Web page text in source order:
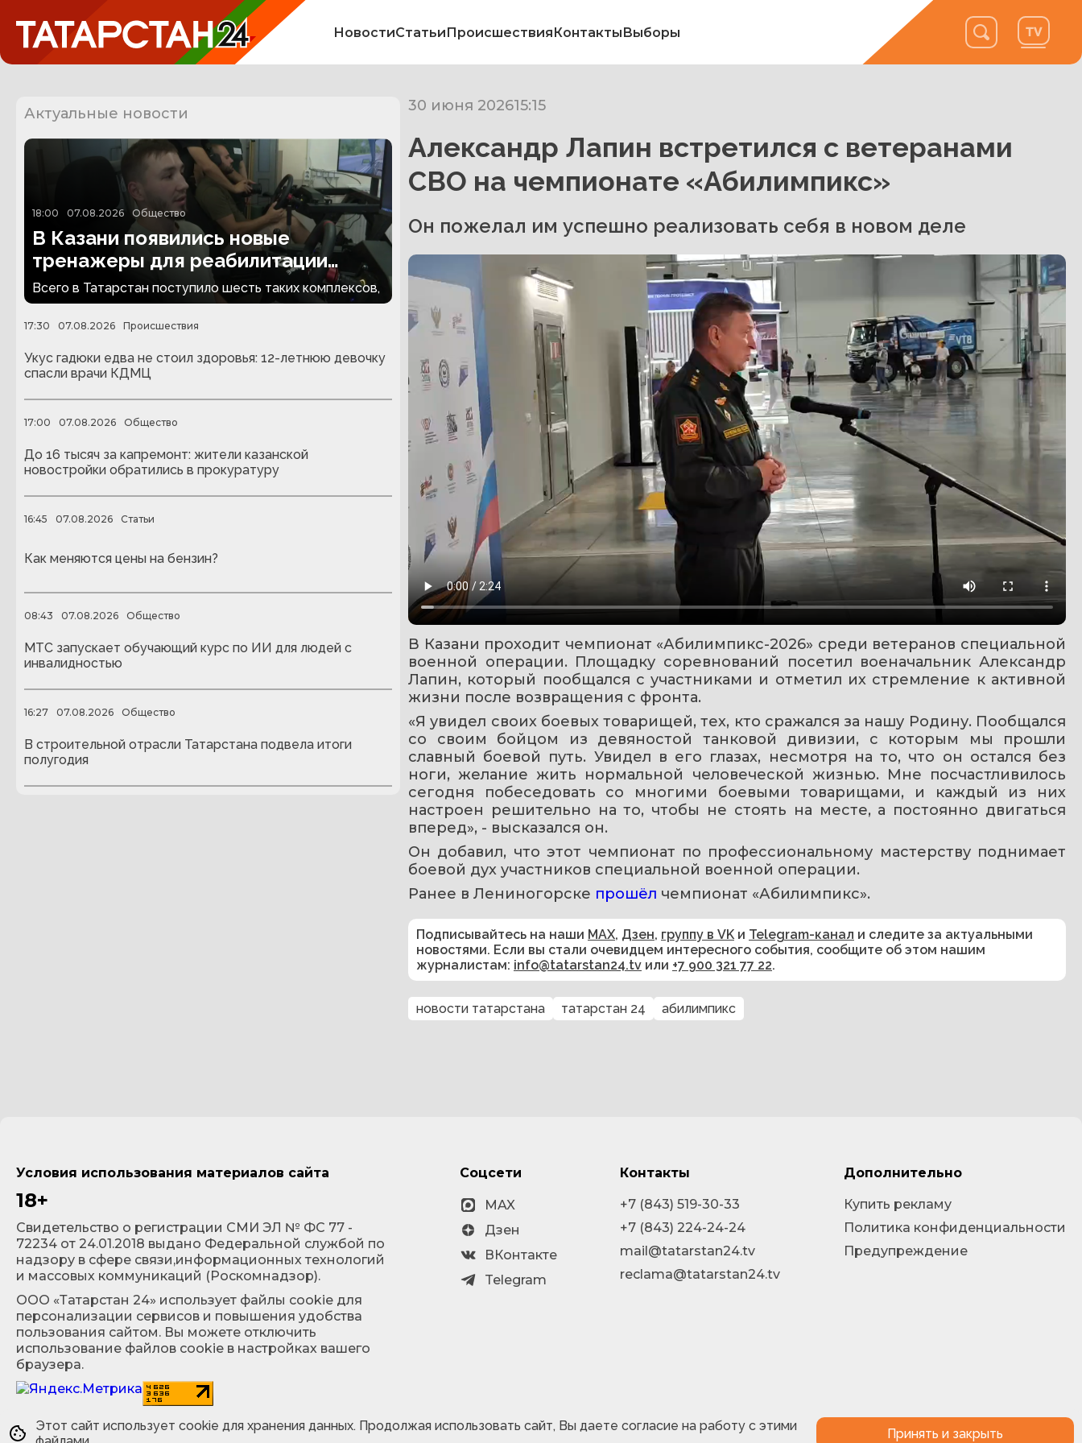
НовостиСтатьиПроисшествияКонтактыВыборы
Актуальные новости
18:00 07.08.2026 Общество
В Казани появились новые
тренажеры для реабилитации
людей с ампутациями
Всего в Татарстан поступило шесть таких комплексов,
17:30 07.08.2026 Происшествия
Укус гадюки едва не стоил здоровья: 12-летнюю девочку
спасли врачи КДМЦ
17:00 07.08.2026 Общество
До 16 тысяч за капремонт: жители казанской
новостройки обратились в прокуратуру
16:45 07.08.2026 Статьи
Как меняются цены на бензин?
08:43 07.08.2026 Общество
МТС запускает обучающий курс по ИИ для людей с
инвалидностью
16:27 07.08.2026 Общество
В строительной отрасли Татарстана подвела итоги
полугодия
30 июня 202615:15
Александр Лапин встретился с ветеранами
СВО на чемпионате «Абилимпикс»
Он пожелал им успешно реализовать себя в новом деле
В Казани проходит чемпионат «Абилимпикс-2026» среди ветеранов специальной
военной операции. Площадку соревнований посетил военачальник Александр
Лапин, который пообщался с участниками и отметил их стремление к активной
жизни после возвращения с фронта.
«Я увидел своих боевых товарищей, тех, кто сражался за нашу Родину. Пообщался
со своим бойцом из девяностой танковой дивизии, с которым мы прошли
славный боевой путь. Увидел в его глазах, несмотря на то, что он остался без
ноги, желание жить нормальной человеческой жизнью. Мне посчастливилось
сегодня побеседовать со многими боевыми товарищами, и каждый из них
настроен решительно на то, чтобы не стоять на месте, а постоянно двигаться
вперед», - высказался он.
Он добавил, что этот чемпионат по профессиональному мастерству поднимает
боевой дух участников специальной военной операции.
Ранее в Лениногорске прошёл чемпионат «Абилимпикс».
Подписывайтесь на наши MAX, Дзен, группу в VK и Telegram-канал и следите за актуальными
новостями. Если вы стали очевидцем интересного события, сообщите об этом нашим
журналистам: info@tatarstan24.tv или +7 900 321 77 22.
новости татарстана татарстан 24 абилимпикс
Условия использования материалов сайта
18+
Cвидетельство о регистрации СМИ ЭЛ № ФС 77 -
72234 от 24.01.2018 выдано Федеральной службой по
надзору в сфере связи,информационных технологий
и массовых коммуникаций (Роскомнадзор).
ООО «Татарстан 24» использует файлы cookie для
персонализации сервисов и повышения удобства
пользования сайтом. Вы можете отключить
использование файлов cookie в настройках вашего
браузера.
Соцсети
MAX
Дзен
ВКонтакте
Telegram
Контакты
+7 (843) 519-30-33
+7 (843) 224-24-24
mail@tatarstan24.tv
reclama@tatarstan24.tv
Дополнительно
Купить рекламу
Политика конфиденциальности
Предупреждение
Этот сайт использует cookie для хранения данных. Продолжая использовать сайт, Вы даете согласие на работу с этими
Принять и закрыть